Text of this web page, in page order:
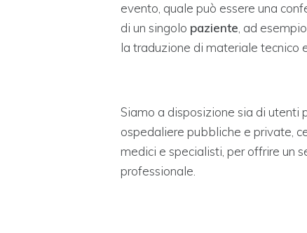
evento, quale può essere una
di un singolo paziente , ad
la traduzione di materiale tecnico
Siamo a disposizione sia di utenti
ospedaliere pubbliche e private,
medici e specialisti, per offrire un
professionale.